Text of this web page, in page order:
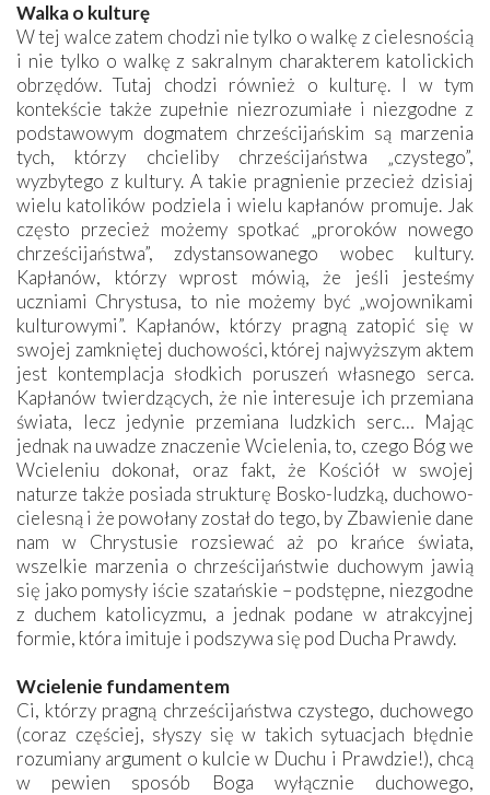
Walka o kulturę
W tej walce zatem chodzi nie tylko o walkę z cielesnością
i nie tylko o walkę z sakralnym charakterem katolickich
obrzędów. Tutaj chodzi również o kulturę. I w tym
kontekście także zupełnie niezrozumiałe i niezgodne z
podstawowym dogmatem chrześcijańskim są marzenia
tych, którzy chcieliby chrześcijaństwa „czystego”,
wyzbytego z kultury. A takie pragnienie przecież dzisiaj
wielu katolików podziela i wielu kapłanów promuje. Jak
często przecież możemy spotkać „proroków nowego
chrześcijaństwa”, zdystansowanego wobec kultury.
Kapłanów, którzy wprost mówią, że jeśli jesteśmy
uczniami Chrystusa, to nie możemy być „wojownikami
kulturowymi”. Kapłanów, którzy pragną zatopić się w
swojej zamkniętej duchowości, której najwyższym aktem
jest kontemplacja słodkich poruszeń własnego serca.
Kapłanów twierdzących, że nie interesuje ich przemiana
świata, lecz jedynie przemiana ludzkich serc… Mając
jednak na uwadze znaczenie Wcielenia, to, czego Bóg we
Wcieleniu dokonał, oraz fakt, że Kościół w swojej
naturze także posiada strukturę Bosko-ludzką, duchowo-
cielesną i że powołany został do tego, by Zbawienie dane
nam w Chrystusie rozsiewać aż po krańce świata,
wszelkie marzenia o chrześcijaństwie duchowym jawią
się jako pomysły iście szatańskie – podstępne, niezgodne
z duchem katolicyzmu, a jednak podane w atrakcyjnej
formie, która imituje i podszywa się pod Ducha Prawdy.
Wcielenie fundamentem
Ci, którzy pragną chrześcijaństwa czystego, duchowego
(coraz częściej, słyszy się w takich sytuacjach błędnie
rozumiany argument o kulcie w Duchu i Prawdzie!), chcą
w pewien sposób Boga wyłącznie duchowego,